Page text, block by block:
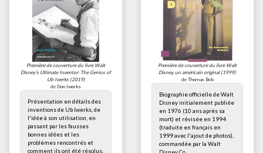
Première de couverture du livre Walt
Disney's Ultimate Inventor: The Genius of
Ub Iwerks(2019)
de Don Iwerks
Présentation en détails des
inventions de Ub Iwerks, de
l'idée à son utilisation, en
passant par les fausses
bonnes idées et les
problèmes rencontrés et
comment ils ont été résolus.
Première de couverture du livre Walt
Disney, un américain original(1999)
de Thomas Bob
Biographie officielle de Walt
Disney initialement publiée
en 1976 (10 ans après sa
mort) et révisée en 1994
(traduite en français en
1999 avec l'ajout de photos),
commandée par la Walt